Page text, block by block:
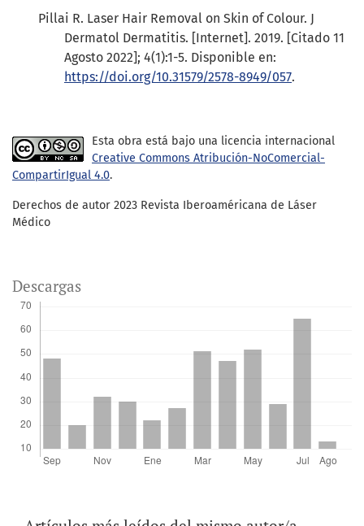
Pillai R. Laser Hair Removal on Skin of Colour. J
Dermatol Dermatitis. [Internet]. 2019. [Citado 11
Agosto 2022]; 4(1):1-5. Disponible en:
https://doi.org/10.31579/2578-8949/057.
Esta obra está bajo una licencia internacional
Creative Commons Atribución-NoComercial-
CompartirIgual 4.0.
Derechos de autor 2023 Revista Iberoaméricana de Láser
Médico
Descargas